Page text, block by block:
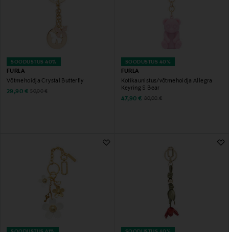
SOODUSTUS 40%
FURLA
Võtmehoidja Crystal Butterfly
Discounted Price
29,90 € Original Price
50,00 €
SOODUSTUS 40%
FURLA
Kotikaunistus/võtmehoidja Allegra
Keyring S Bear
Discounted Price
47,90 € Original Price
80,00 €